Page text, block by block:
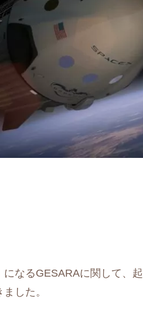
になるGESARAに関して、
した。